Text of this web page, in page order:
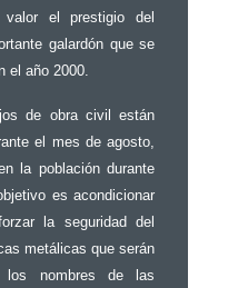
el prestigio del
galardón que se
el año 2000.
de obra civil están
el mes de agosto,
la población durante
es acondicionar
la seguridad del
metálicas que serán
los nombres de las